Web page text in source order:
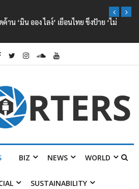
น ‘มิน ออง ไลง์’ เยือนไทย ขึงป้าย ‘ไม่
BIZ NEWS WORLD
SUSTAINABILITY